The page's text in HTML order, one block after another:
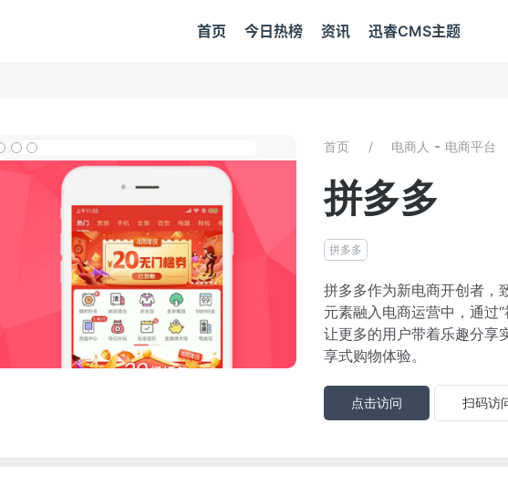
首页 今日热榜 资讯 迅睿CMS主题
首页 电商人 - 电商平台
拼多多
拼多多
拼多多作为新电商开创者，
元素融入电商运营中，通过“
让更多的用户带着乐趣分享
享式购物体验。
点击访问 扫码访